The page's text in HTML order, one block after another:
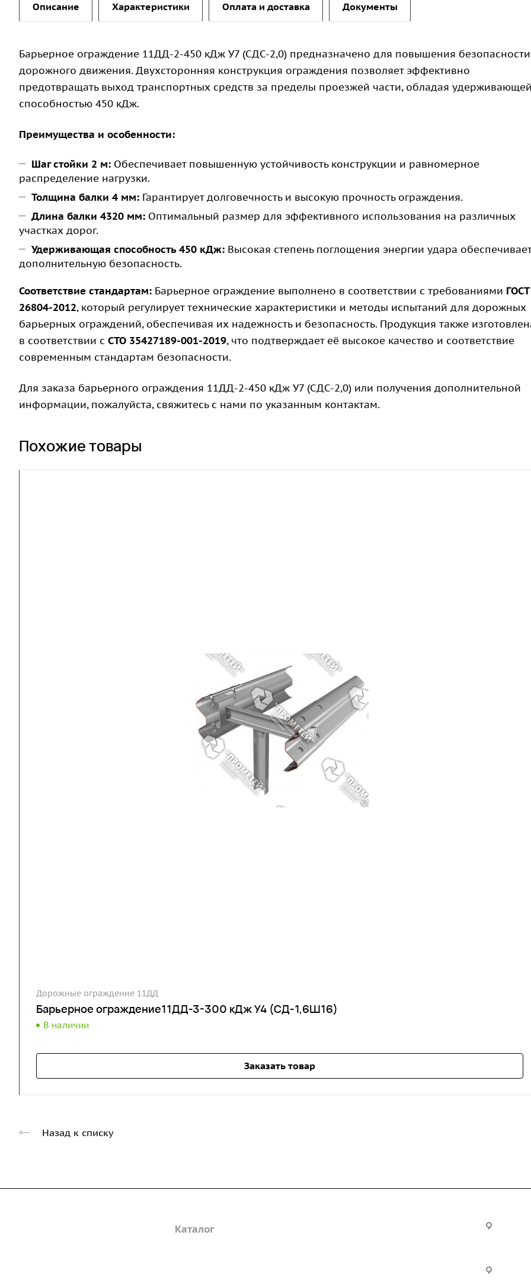
Описание Характеристики Оплата и доставка Документы
Барьерное ограждение 11ДД-2-450 кДж У7 (СДС-2,0) предназначено для повышения безопасности
дорожного движения. Двухсторонняя конструкция ограждения позволяет эффективно
предотвращать выход транспортных средств за пределы проезжей части, обладая
способностью 450 кДж.
Преимущества и особенности:
Шаг стойки 2 м: Обеспечивает повышенную устойчивость конструкции и равномерное
распределение нагрузки.
Толщина балки 4 мм: Гарантирует долговечность и высокую прочность ограждения.
Длина балки 4320 мм: Оптимальный размер для эффективного использования на различных
участках дорог.
Удерживающая способность 450 кДж: Высокая степень поглощения энергии удара обеспечивает
дополнительную безопасность.
Соответствие стандартам: Барьерное ограждение выполнено в соответствии с требованиями ГОСТ
26804-2012, который регулирует технические характеристики и методы испытаний для дорожных
барьерных ограждений, обеспечивая их надежность и безопасность. Продукция также
в соответствии с СТО 35427189-001-2019, что подтверждает её высокое качество и соответствие
современным стандартам безопасности.
Для заказа барьерного ограждения 11ДД-2-450 кДж У7 (СДС-2,0) или получения дополнительной
информации, пожалуйста, свяжитесь с нами по указанным контактам.
Похожие товары
Дорожные ограждение 11ДД
Барьерное ограждение11ДД-3-300 кДж У4 (СД-1,6Ш16)
В наличии
Заказать товар
Назад к списку
Каталог